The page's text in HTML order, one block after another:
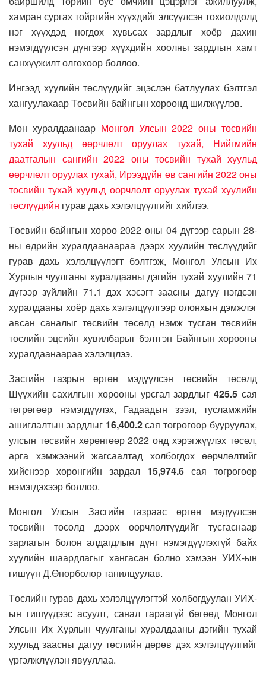
хамран сургах тойргийн хүүхдийг элсүүлсэн тохиолдолд
нэг хүүхдэд ногдох хувьсах зардлыг хоёр дахин
нэмэгдүүлсэн дүнгээр хүүхдийн хоолны зардлын хамт
санхүүжилт олгохоор боллоо.
Ингээд хуулийн төслүүдийг эцэслэн батлуулах бэлтгэл
хангуулахаар Төсвийн байнгын хороонд шилжүүлэв.
Мөн хуралдаанаар Монгол Улсын 2022 оны төсвийн
тухай хуульд өөрчлөлт оруулах тухай, Нийгмийн
даатгалын сангийн 2022 оны төсвийн тухай хуульд
өөрчлөлт оруулах тухай, Ирээдүйн өв сангийн 2022 оны
төсвийн тухай хуульд өөрчлөлт оруулах тухай хуулийн
төслүүдийн гурав дахь хэлэлцүүлгийг хийлээ.
Төсвийн байнгын хороо 2022 оны 04 дүгээр сарын 28-
ны өдрийн хуралдаанаараа дээрх хуулийн төслүүдийг
гурав дахь хэлэлцүүлэгт бэлтгэж, Монгол Улсын Их
Хурлын чуулганы хуралдааны дэгийн тухай хуулийн 71
дүгээр зүйлийн 71.1 дэх хэсэгт заасны дагуу нэгдсэн
хуралдааны хоёр дахь хэлэлцүүлгээр олонхын дэмжлэг
авсан саналыг төсвийн төсөлд нэмж тусган төсвийн
төслийн эцсийн хувилбарыг бэлтгэн Байнгын хорооны
хуралдаанаараа хэлэлцлээ.
Засгийн газрын өргөн мэдүүлсэн төсвийн төсөлд
Шүүхийн сахилгын хорооны урсгал зардлыг425.5 сая
төгрөгөөр нэмэгдүүлэх, Гадаадын зээл, тусламжийн
ашиглалтын зардлыг 16,400.2сая төгрөгөөр бууруулах,
улсын төсвийн хөрөнгөөр 2022 онд хэрэгжүүлэх төсөл,
арга хэмжээний жагсаалтад холбогдох өөрчлөлтийг
хийснээр хөрөнгийн зардал 15,974.6 сая төгрөгөөр
нэмэгдэхээр боллоо.
Монгол Улсын Засгийн газраас өргөн мэдүүлсэн
төсвийн төсөлд дээрх өөрчлөлтүүдийг тусгаснаар
зарлагын болон алдагдлын дүнг нэмэгдүүлэхгүй байх
хуулийн шаардлагыг хангасан болно хэмээн УИХ-ын
гишүүн Д.Өнөрболор танилцуулав.
Төслийн гурав дахь хэлэлцүүлэгтэй холбогдуулан УИХ-
ын гишүүдээс асуулт, санал гараагүй бөгөөд Монгол
Улсын Их Хурлын чуулганы хуралдааны дэгийн тухай
хуульд заасны дагуу төслийн дөрөв дэх хэлэлцүүлгийг
үргэлжлүүлэн явууллаа.